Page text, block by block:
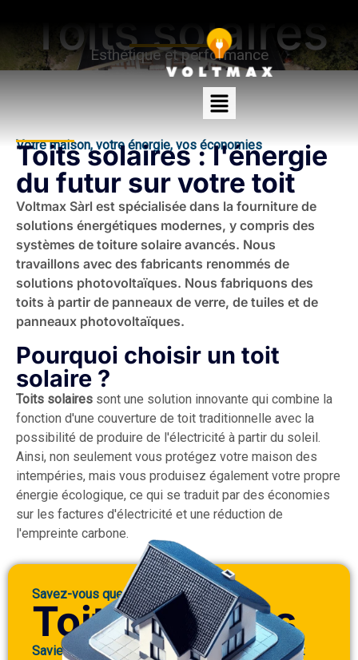
Toits solaires
Esthétique et performance
Votre maison, votre énergie, vos économies
Toits solaires : l'énergie
du futur sur votre toit
Voltmax Sàrl est spécialisée dans la fourniture de
solutions énergétiques modernes, y compris des
systèmes de toiture solaire avancés. Nous
travaillons avec des fabricants renommés de
solutions photovoltaïques. Nous fabriquons des
toits à partir de panneaux de verre, de tuiles et de
panneaux photovoltaïques.
Pourquoi choisir un toit
solaire ?
Toits solaires sont une solution innovante qui combine la
fonction d'une couverture de toit traditionnelle avec la
possibilité de produire de l'électricité à partir du soleil.
Ainsi, non seulement vous protégez votre maison des
intempéries, mais vous produisez également votre propre
énergie écologique, ce qui se traduit par des économies
sur les factures d'électricité et une réduction de
l'empreinte carbone.
Savez-vous que...
Toits solaires
Saviez-vous que les toits solaires ne produisent